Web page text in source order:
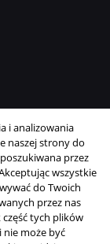
i analizowania
naszej strony do
przez
wszystkie
do Twoich
przez nas
tych plików
nie może być